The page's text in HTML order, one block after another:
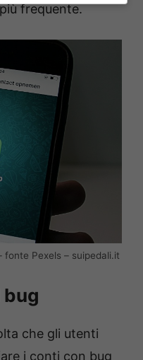
frequente.
fonte Pexels – suipedali.it
bug
che gli utenti
i conti con bug